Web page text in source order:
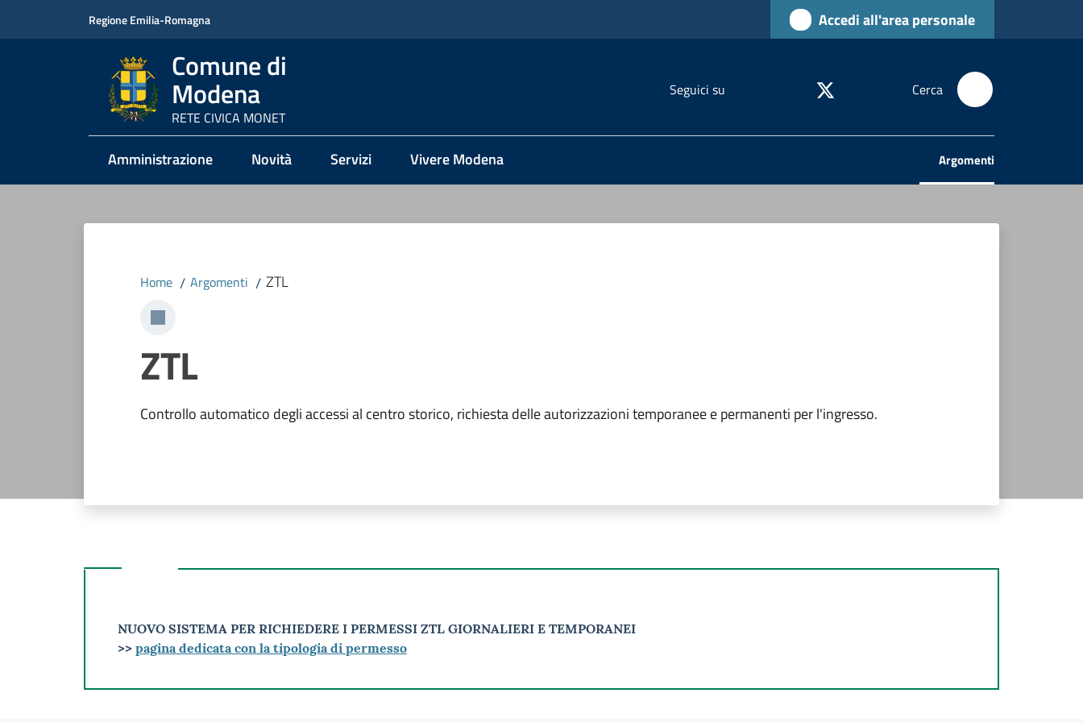
Regione Emilia-Romagna Accedi all'area personale
Comune di
Modena
RETE CIVICA MONET
Seguici su Cerca
Amministrazione Novità Servizi Vivere Modena Argomenti
Menu selezionato
Home / Argomenti / ZTL
ZTL
Controllo automatico degli accessi al centro storico, richiesta delle autorizzazioni temporanee e permanenti per l'ingresso.
NUOVO SISTEMA PER RICHIEDERE I PERMESSI ZTL GIORNALIERI E TEMPORANEI
>> pagina dedicata con la tipologia di permesso